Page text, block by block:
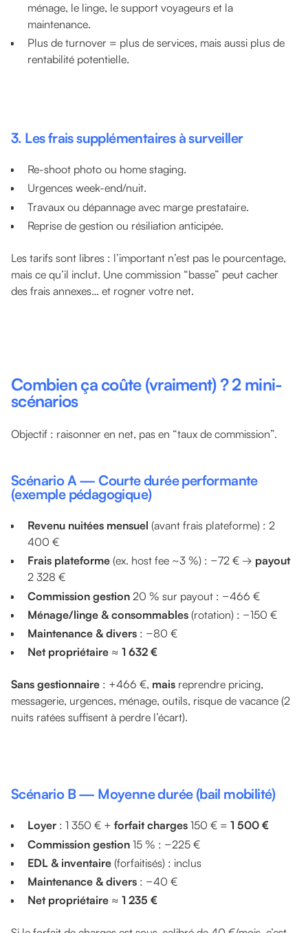
ménage, le linge, le support voyageurs et la
maintenance.
Plus de turnover = plus de services, mais aussi plus de
rentabilité potentielle.
3. Les frais supplémentaires à surveiller
Re-shoot photo ou home staging.
Urgences week-end/nuit.
Travaux ou dépannage avec marge prestataire.
Reprise de gestion ou résiliation anticipée.
Les tarifs sont libres : l’important n’est pas le pourcentage,
mais ce qu’il inclut. Une commission “basse” peut cacher
des frais annexes… et rogner votre net.
Combien ça coûte (vraiment) ? 2 mini-
scénarios
Objectif : raisonner en net, pas en “taux de commission”.
Scénario A — Courte durée performante
(exemple pédagogique)
Revenu nuitées mensuel (avant frais plateforme) : 2
400 €
Frais plateforme (ex. host fee ~3 %) : −72 € → payout
2 328 €
Commission gestion 20 % sur payout : −466 €
Ménage/linge & consommables (rotation) : −150 €
Maintenance & divers : −80 €
Net propriétaire ≈ 1 632 €
Sans gestionnaire : +466 €, mais reprendre pricing,
messagerie, urgences, ménage, outils, risque de vacance (2
nuits ratées suffisent à perdre l’écart).
Scénario B — Moyenne durée (bail mobilité)
Loyer : 1 350 € + forfait charges 150 € = 1 500 €
Commission gestion 15 % : −225 €
EDL & inventaire (forfaitisés) : inclus
Maintenance & divers : −40 €
Net propriétaire ≈ 1 235 €